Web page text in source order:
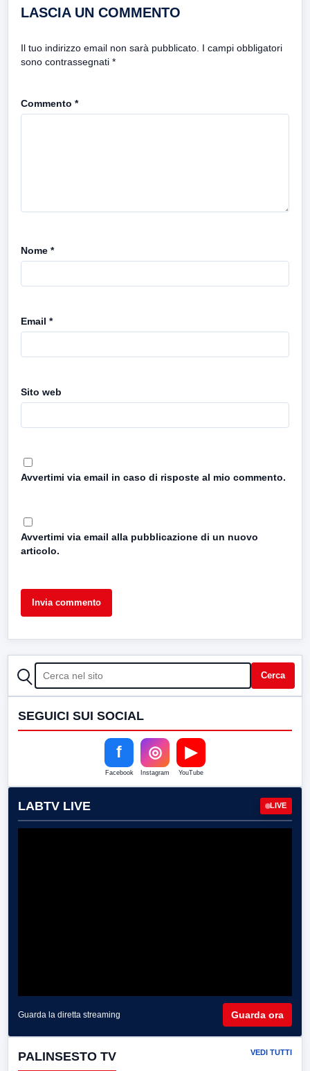
LASCIA UN COMMENTO
Il tuo indirizzo email non sarà pubblicato. I campi obbligatori
sono contrassegnati *
Commento *
Nome *
Email *
Sito web
Avvertimi via email in caso di risposte al mio commento.
Avvertimi via email alla pubblicazione di un nuovo
articolo.
CERCA Cerca
SEGUICI SUI SOCIAL
f
Facebook
◎
Instagram
▶
YouTube
LABTV LIVE LIVE
Guarda la diretta streaming Guarda ora
PALINSESTO TV VEDI TUTTI